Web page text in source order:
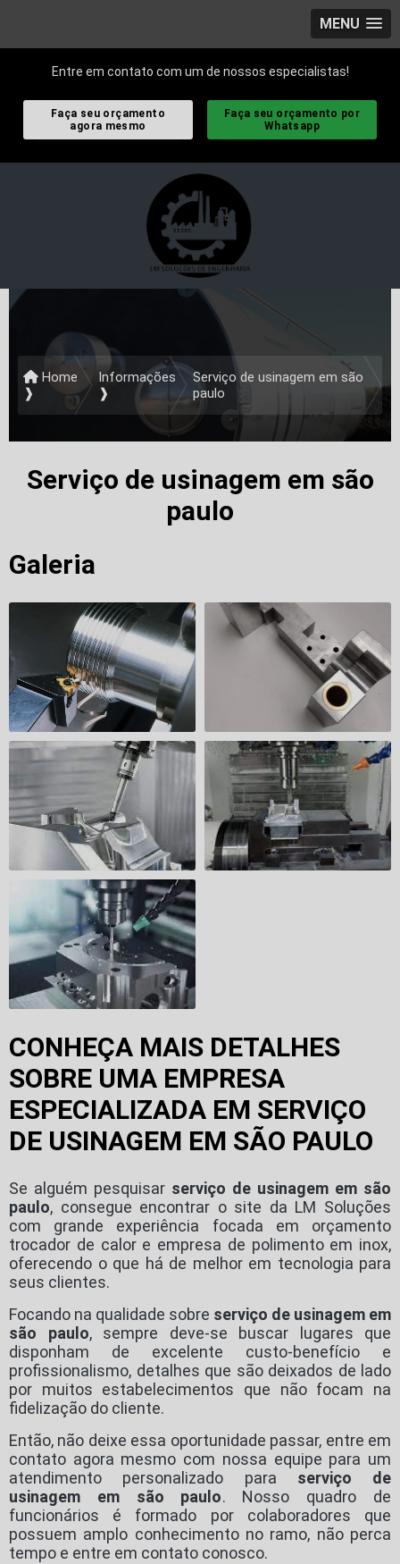
MENU
Entre em contato com um de nossos especialistas!
Faça seu orçamento
agora mesmo
Faça seu orçamento por
Whatsapp
Home
❱
Informações
❱
Serviço de usinagem em são
paulo
Serviço de usinagem em são
paulo
Galeria
CONHEÇA MAIS DETALHES
SOBRE UMA EMPRESA
ESPECIALIZADA EM SERVIÇO
DE USINAGEM EM SÃO PAULO
Se alguém pesquisar serviço de usinagem em são
paulo, consegue encontrar o site da LM Soluções
com grande experiência focada em orçamento
trocador de calor e empresa de polimento em inox,
oferecendo o que há de melhor em tecnologia para
seus clientes.
Focando na qualidade sobre serviço de usinagem em
são paulo, sempre deve-se buscar lugares que
disponham de excelente custo-benefício e
profissionalismo, detalhes que são deixados de lado
por muitos estabelecimentos que não focam na
fidelização do cliente.
Então, não deixe essa oportunidade passar, entre em
contato agora mesmo com nossa equipe para um
atendimento personalizado para serviço de
usinagem em são paulo. Nosso quadro de
funcionários é formado por colaboradores que
possuem amplo conhecimento no ramo, não perca
tempo e entre em contato conosco.